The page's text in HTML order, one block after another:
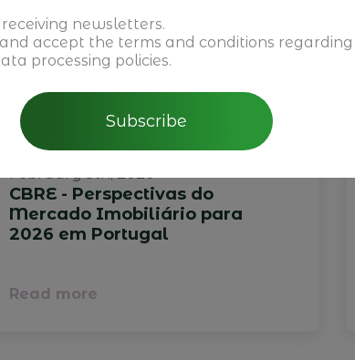
February 5th, 2026
CBRE - Perspectivas do
Mercado Imobiliário para
2026 em Portugal
Read more
newsletters.
accept the terms and conditions regarding
processing policies.
Subscribe